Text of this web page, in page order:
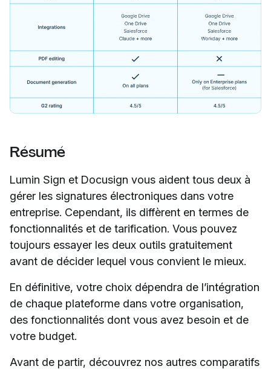
Résumé
Lumin Sign et Docusign vous aident tous deux à
gérer les signatures électroniques dans votre
entreprise. Cependant, ils diffèrent en termes de
fonctionnalités et de tarification. Vous pouvez
toujours essayer les deux outils gratuitement
avant de décider lequel vous convient le mieux.
En définitive, votre choix dépendra de l’intégration
de chaque plateforme dans votre organisation,
des fonctionnalités dont vous avez besoin et de
votre budget.
Avant de partir, découvrez nos autres comparatifs